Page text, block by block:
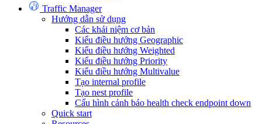
Traffic Manager
Hướng dẫn sử dụng
Các khái niệm cơ bản
Kiểu điều hướng Geographic
Kiểu điều hướng Weighted
Kiểu điều hướng Priority
Kiểu điều hướng Multivalue
Tạo internal profile
Tạo nest profile
Cấu hình cảnh báo health check endpoint down
Quick start